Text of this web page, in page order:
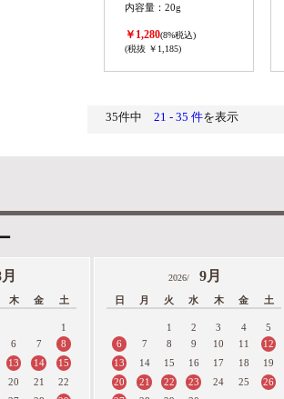
内容量：20g
￥1,280(8%税込)
(税抜 ￥1,185)
35件中 21 - 35 件を表示
木 金 土
1
6 7
8
13 14
15
20 21
22
2026/ 9月
日 月 火 水 木 金 土
1 2 3 4
5
6
7 8 9 10 11
12
13
14 15 16 17 18
19
20
21 22 23 24 25
26